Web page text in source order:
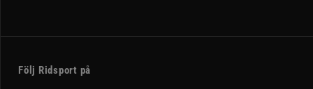
Följ Ridsport på